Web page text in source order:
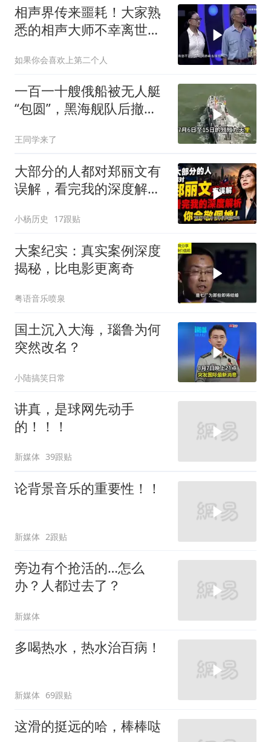
相声界传来噩耗！大家熟
悉的相声大师不幸离世，
如果你会喜欢上第二个人
一百一十艘俄船被无人艇
“包圆”，黑海舰队后撤数
王同学来了
大部分的人都对郑丽文有
误解，看完我的深度解析
小杨历史 17跟贴
大案纪实：真实案例深度
揭秘，比电影更离奇
粤语音乐喷泉
国土沉入大海，瑙鲁为何
突然改名？
小陆搞笑日常
讲真，是球网先动手
的！！！
新媒体 39跟贴
论背景音乐的重要性！！
新媒体 2跟贴
旁边有个抢活的…怎么
办？人都过去了？
新媒体
多喝热水，热水治百病！
新媒体 69跟贴
这滑的挺远的哈，棒棒哒